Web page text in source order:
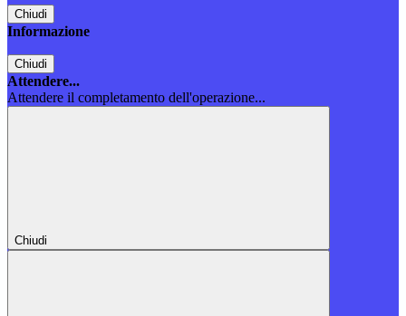
Chiudi
Informazione
Chiudi
Attendere...
Attendere il completamento dell'operazione...
Chiudi